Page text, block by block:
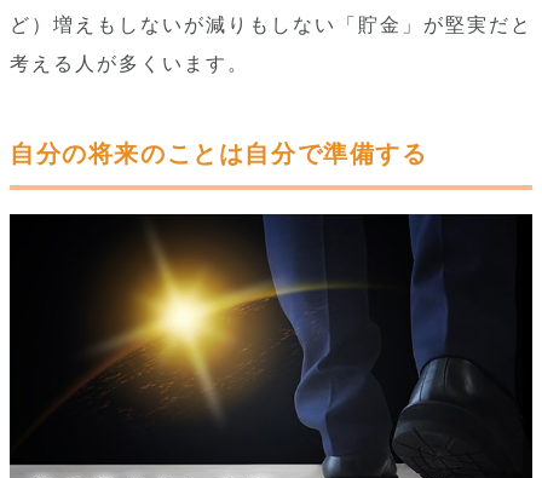
ど）増えもしないが減りもしない「貯金」が堅実だと
考える人が多くいます。
自分の将来のことは自分で準備する